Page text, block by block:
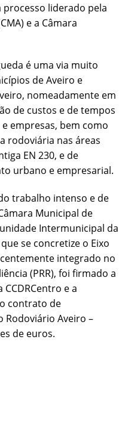
processo liderado pela
e a Câmara
é uma via muito
de Aveiro e
nomeadamente em
de custos e de tempos
empresas, bem como
rodoviária nas áreas
EN 230, e de
urbano e empresarial.
trabalho intenso e de
Municipal de
Intermunicipal da
se concretize o Eixo
integrado no
(PRR), foi firmado a
e a
contrato de
Rodoviário Aveiro –
de euros.